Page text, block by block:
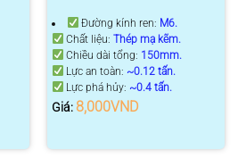
Đường kính ren: M6.
Chất liệu:Thép mạ kẽm.
Chiều dài tổng: 150mm.
Lực an toàn: ~0.12 tấn.
Lực phá hủy: ~0.4 tấn.
Giá: 8,000VND